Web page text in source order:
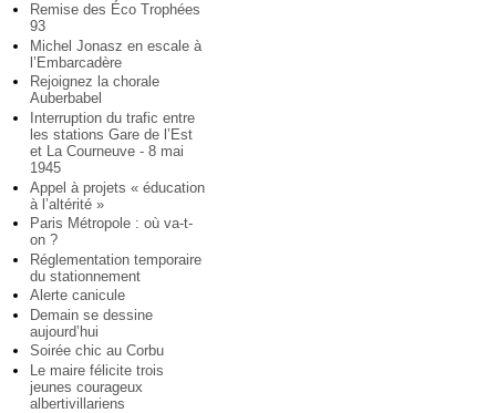
Remise des Éco Trophées
93
Michel Jonasz en escale à
l’Embarcadère
Rejoignez la chorale
Auberbabel
Interruption du trafic entre
les stations Gare de l’Est
et La Courneuve - 8 mai
1945
Appel à projets « éducation
à l’altérité »
Paris Métropole : où va-t-
on ?
Réglementation temporaire
du stationnement
Alerte canicule
Demain se dessine
aujourd’hui
Soirée chic au Corbu
Le maire félicite trois
jeunes courageux
albertivillariens